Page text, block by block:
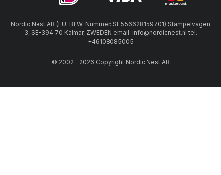
Nordic Nest AB (EU-BTW-Nummer: SE556628159701) Stämpelvägen
3, SE-394 70 Kalmar, ZWEDEN email: info@nordicnest.nl tel.
+46108085005
© 2002 - 2026 Copyright Nordic Nest AB